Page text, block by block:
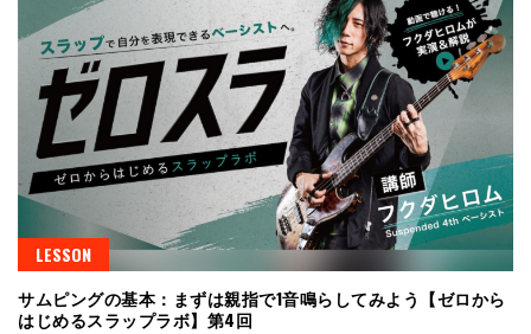
LESSON
サムピングの基本：まずは親指で1音鳴らしてみよう【ゼロから
はじめるスラップラボ】第4回